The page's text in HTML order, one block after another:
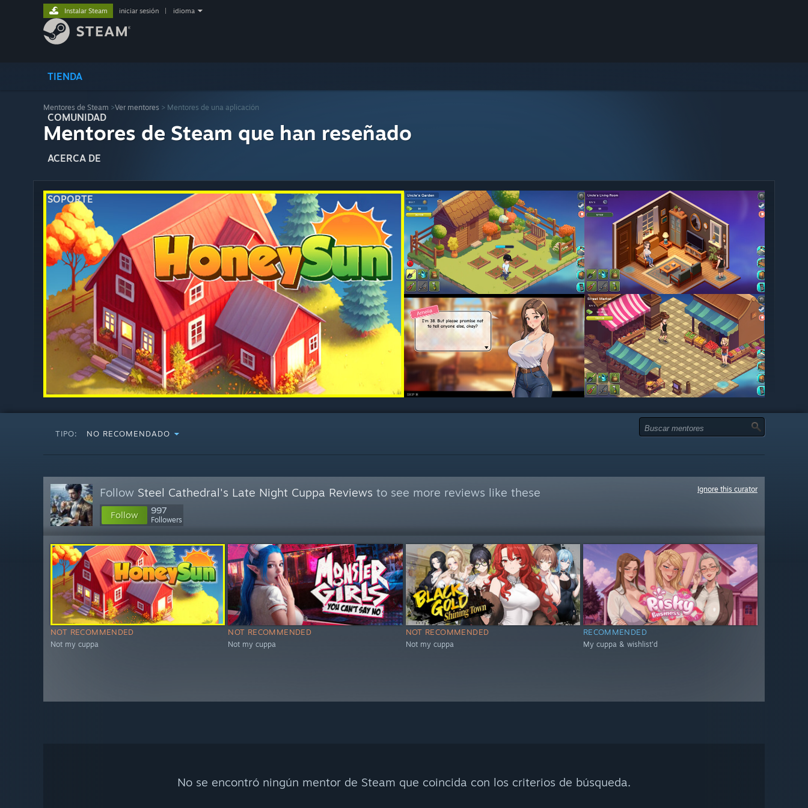
TIENDA
COMUNIDAD
ACERCA DE
SOPORTE
Instalar Steam iniciar sesión idioma
Mentores de Steam >Ver mentores > Mentores de una aplicación
Mentores de Steam que han reseñado
TIPO: NO RECOMENDADO
Follow Steel Cathedral's Late Night Cuppa Reviews to see more reviews like these
Follow 997
Followers
Ignore this curator
NOT RECOMMENDED
Not my cuppa
NOT RECOMMENDED
Not my cuppa
NOT RECOMMENDED
Not my cuppa
RECOMMENDED
My cuppa & wishlist'd
No se encontró ningún mentor de Steam que coincida con los criterios de búsqueda.